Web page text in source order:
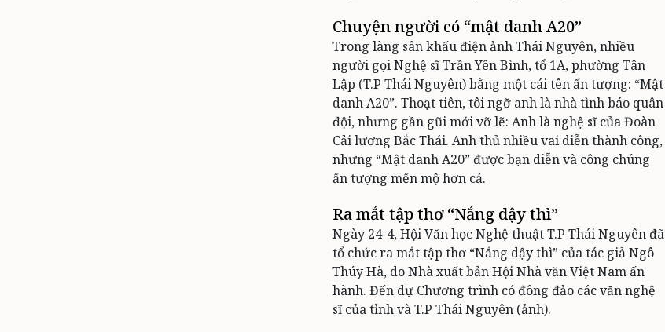
Chuyện người có “mật danh A20”
Trong làng sân khấu điện ảnh Thái Nguyên, nhiều
người gọi Nghệ sĩ Trần Yên Bình, tổ 1A, phường Tân
Lập (T.P Thái Nguyên) bằng một cái tên ấn tượng: “Mật
danh A20”. Thoạt tiên, tôi ngỡ anh là nhà tình báo quân
đội, nhưng gần gũi mới vỡ lẽ: Anh là nghệ sĩ của Đoàn
Cải lương Bắc Thái. Anh thủ nhiều vai diễn thành công,
nhưng “Mật danh A20” được bạn diễn và công chúng
ấn tượng mến mộ hơn cả.
Ra mắt tập thơ “Nắng dậy thì”
Ngày 24-4, Hội Văn học Nghệ thuật T.P Thái Nguyên đã
tổ chức ra mắt tập thơ “Nắng dậy thì” của tác giả Ngô
Thúy Hà, do Nhà xuất bản Hội Nhà văn Việt Nam ấn
hành. Đến dự Chương trình có đông đảo các văn nghệ
sĩ của tỉnh và T.P Thái Nguyên (ảnh).